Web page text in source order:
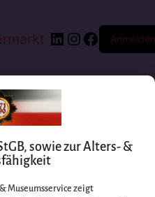
Anmelden
sowie zur Alters- &
Museumsservice zeigt